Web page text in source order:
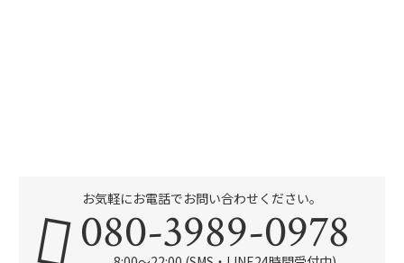
お気軽にお電話でお問い合わせください。
080-3989-0978